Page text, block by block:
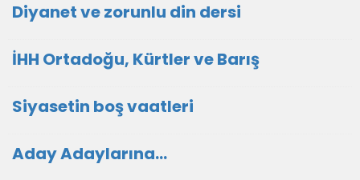
Diyanet ve zorunlu din dersi
İHH Ortadoğu, Kürtler ve Barış
Siyasetin boş vaatleri
Aday Adaylarına…